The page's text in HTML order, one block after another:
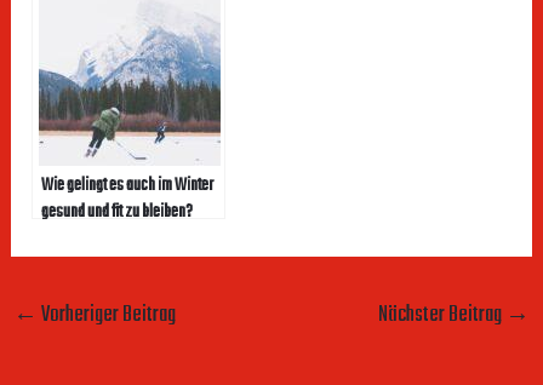
Wie gelingt es auch im Winter
gesund und fit zu bleiben?
← Vorheriger Beitrag Nächster Beitrag →